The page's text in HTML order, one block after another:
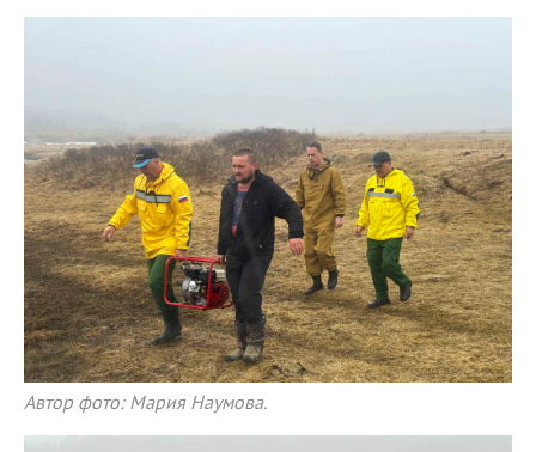
Автор фото: Мария Наумова.